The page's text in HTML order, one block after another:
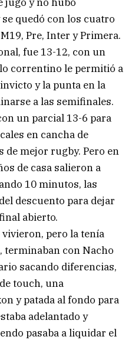
quedó con los cuatro
Pre, Inter y Primera.
fue 13-12, con un
correntino le permitió a
y la punta en la
a las semifinales.
un parcial 13-6 para
en cancha de
de mejor rugby. Pero en
de casa salieron a
10 minutos, las
descuento para dejar
abierto.
vivieron, pero la tenía
terminaban con Nacho
sacando diferencias,
touch, una
y patada al fondo para
adelantado y
pasaba a liquidar el